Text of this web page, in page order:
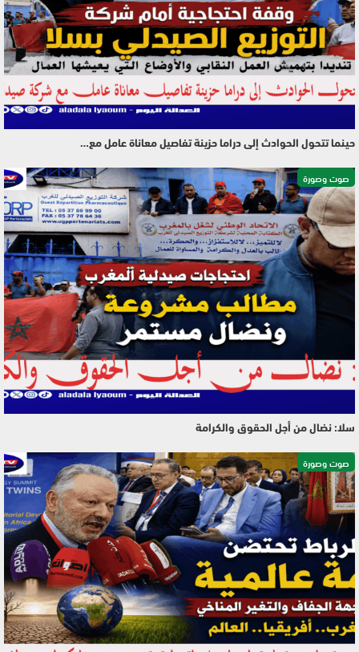
حينما تتحول الحوادث إلى دراما حزينة تفاصيل معاناة عامل مع…
صوت وصورة
سلا: نضال من أجل الحقوق والكرامة
صوت وصورة